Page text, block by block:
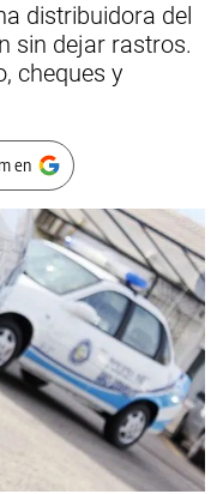
distribuidora del
sin dejar rastros.
cheques y
en